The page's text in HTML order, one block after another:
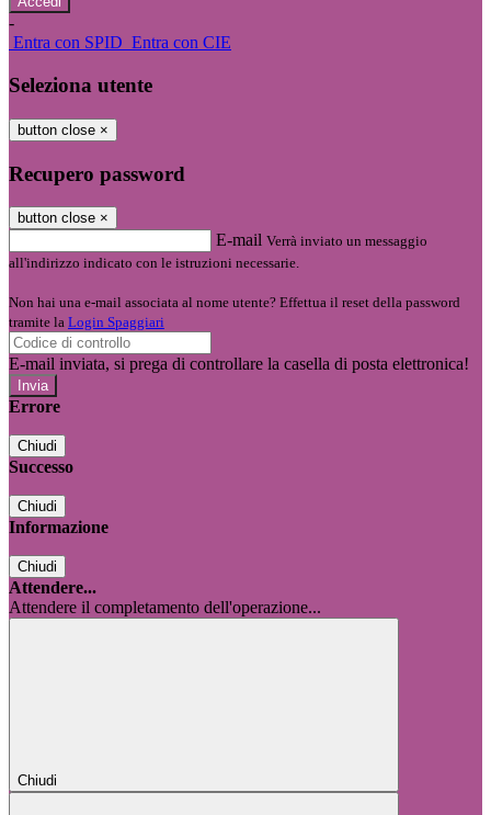
-
Entra con SPID Entra con CIE
Seleziona utente
button close ×
Recupero password
button close ×
E-mail Verrà inviato un messaggio
all'indirizzo indicato con le istruzioni necessarie.
Non hai una e-mail associata al nome utente? Effettua il reset della password
tramite la Login Spaggiari
E-mail inviata, si prega di controllare la casella di posta elettronica!
Errore
Chiudi
Successo
Chiudi
Informazione
Chiudi
Attendere...
Attendere il completamento dell'operazione...
Chiudi